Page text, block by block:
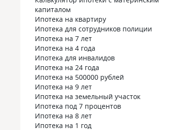
капиталом
Ипотека на квартиру
Ипотека для сотрудников полиции
Ипотека на 7 лет
Ипотека на 4 года
Ипотека для инвалидов
Ипотека на 24 года
Ипотека на 500000 рублей
Ипотека на 9 лет
Ипотека на земельный участок
Ипотека под 7 процентов
Ипотека на 8 лет
Ипотека на 1 год